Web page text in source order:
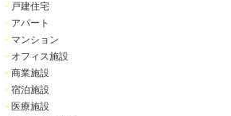
・ 戸建住宅
・ アパート
・ マンション
・ オフィス施設
・ 商業施設
・ 宿泊施設
・ 医療施設